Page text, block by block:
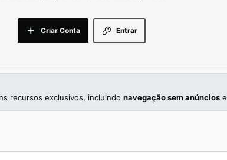
Entrar
Criar Conta
recursos exclusivos, incluindo navegação sem anúncios e